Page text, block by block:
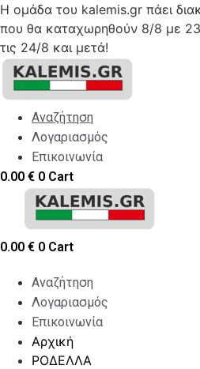
Η ομάδα του kalemis.gr πάει
που θα καταχωρηθούν 8/8 με
τις 24/8 και μετά!
Skip
content
Αναζήτηση
Λογαριασμός
Επικοινωνία
0.00 € 0 Cart
0.00 € 0 Cart
Αναζήτηση
Λογαριασμός
Επικοινωνία
Αρχική
ΡΟΔΕΛΛΑ